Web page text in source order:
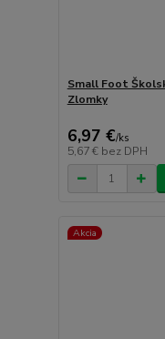
Small Foot
Zlomky
6,97 €/ks
5,67 € bez DPH
Akcia